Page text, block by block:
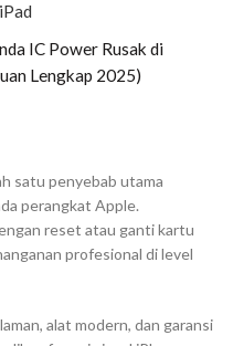
IC Power Rusak di
Lengkap 2025)
satu penyebab utama
perangkat Apple.
reset atau ganti kartu
profesional di level
alat modern, dan garansi